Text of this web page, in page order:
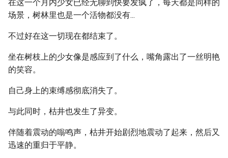
在这一个月内少女已经无聊到快要发疯了，每天都是同样的
场景，树林里也是一个活物都没有...
不过好在这一切现在都结束了。
坐在树枝上的少女像是感应到了什么，嘴角露出了一丝明艳
的笑容。
自己身上的束缚感彻底消失了。
与此同时，枯井也发生了异变。
伴随着震动的嗡鸣声，枯井开始剧烈地震动了起来，然后又
迅速的重归于平静。